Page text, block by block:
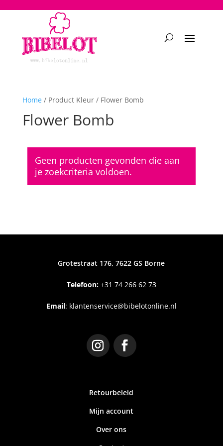
Home/ Product Kleur / Flower Bomb
Flower Bomb
Geen producten gevonden die aan
je zoekcriteria voldoen.
Grotestraat 176, 7622 GS Borne
Telefoon:+31 74 266 62 73
Email: klantenservice@bibelotonline.nl
Retourbeleid
Mijn account
Over ons